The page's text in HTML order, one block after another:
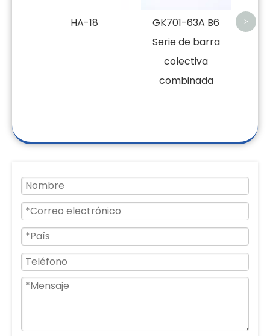
HA-18
GK701-63A B6
Serie de barra
colectiva
combinada
>